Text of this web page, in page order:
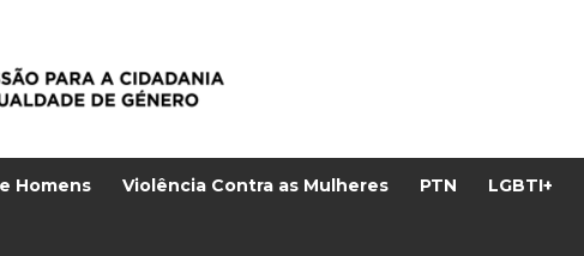
Homens Violência Contra as Mulheres PTN LGBTI+